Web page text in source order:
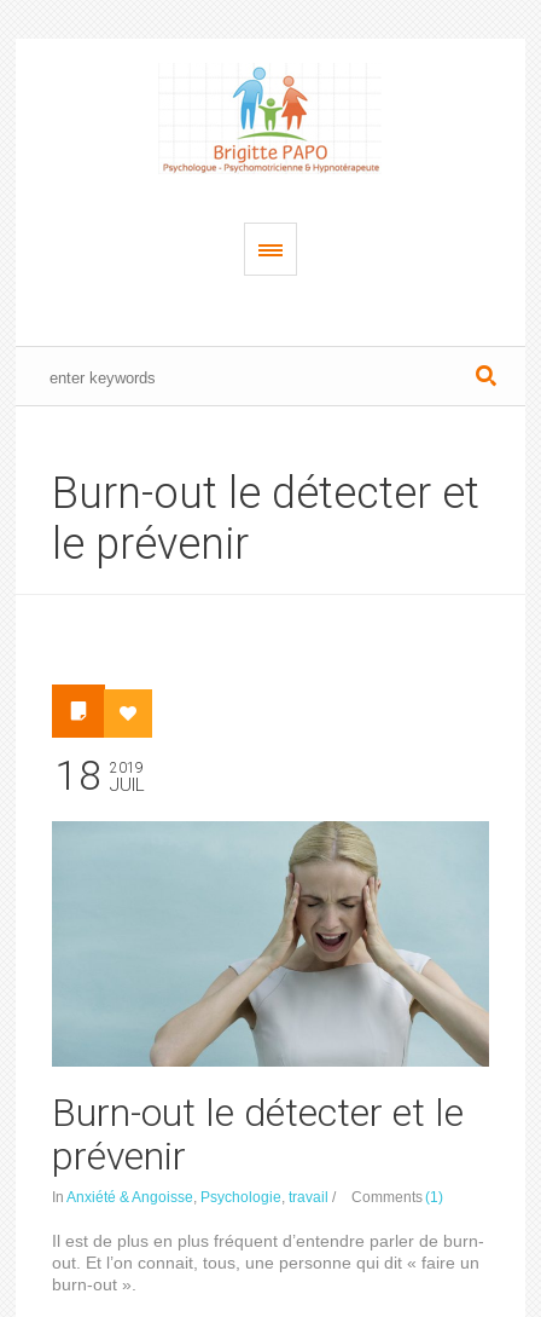
Burn-out le détecter et
le prévenir
18 2019
JUIL
Burn-out le détecter et le
prévenir
InAnxiété & Angoisse, Psychologie,travail / Comments(1)
Il est de plus en plus fréquent d’entendre parler de burn-
out. Et l’on connait, tous, une personne qui dit « faire un
burn-out ».